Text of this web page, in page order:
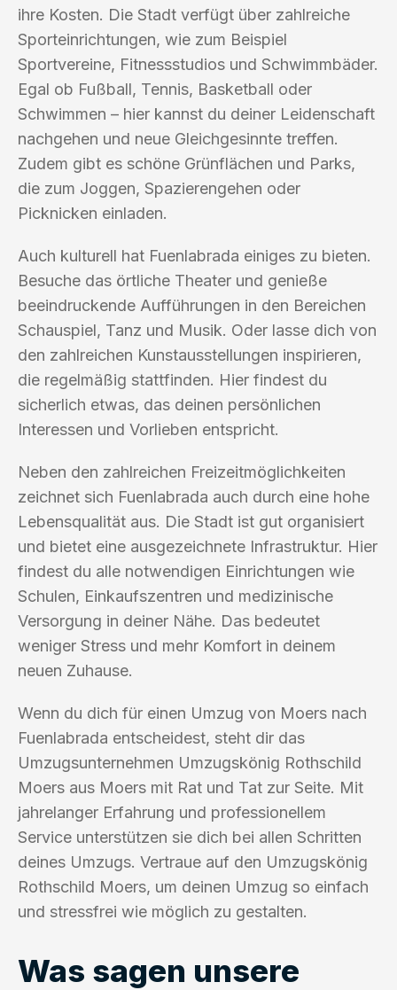
ihre Kosten. Die Stadt verfügt über zahlreiche
Sporteinrichtungen, wie zum Beispiel
Sportvereine, Fitnessstudios und Schwimmbäder.
Egal ob Fußball, Tennis, Basketball oder
Schwimmen – hier kannst du deiner Leidenschaft
nachgehen und neue Gleichgesinnte treffen.
Zudem gibt es schöne Grünflächen und Parks,
die zum Joggen, Spazierengehen oder
Picknicken einladen.
Auch kulturell hat Fuenlabrada einiges zu bieten.
Besuche das örtliche Theater und genieße
beeindruckende Aufführungen in den Bereichen
Schauspiel, Tanz und Musik. Oder lasse dich von
den zahlreichen Kunstausstellungen inspirieren,
die regelmäßig stattfinden. Hier findest du
sicherlich etwas, das deinen persönlichen
Interessen und Vorlieben entspricht.
Neben den zahlreichen Freizeitmöglichkeiten
zeichnet sich Fuenlabrada auch durch eine hohe
Lebensqualität aus. Die Stadt ist gut organisiert
und bietet eine ausgezeichnete Infrastruktur. Hier
findest du alle notwendigen Einrichtungen wie
Schulen, Einkaufszentren und medizinische
Versorgung in deiner Nähe. Das bedeutet
weniger Stress und mehr Komfort in deinem
neuen Zuhause.
Wenn du dich für einen Umzug von Moers nach
Fuenlabrada entscheidest, steht dir das
Umzugsunternehmen Umzugskönig Rothschild
Moers aus Moers mit Rat und Tat zur Seite. Mit
jahrelanger Erfahrung und professionellem
Service unterstützen sie dich bei allen Schritten
deines Umzugs. Vertraue auf den Umzugskönig
Rothschild Moers, um deinen Umzug so einfach
und stressfrei wie möglich zu gestalten.
Was sagen unsere